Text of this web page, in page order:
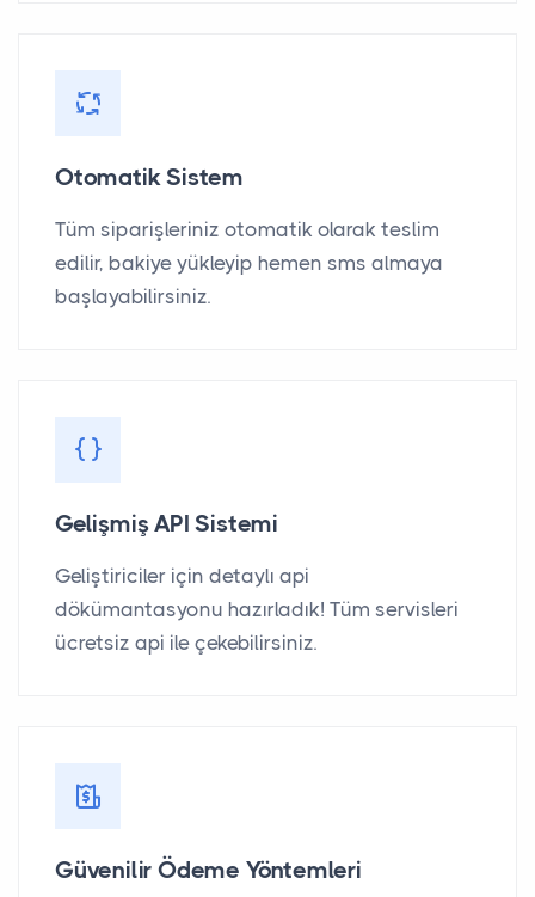
Otomatik Sistem
Tüm siparişleriniz otomatik olarak teslim
edilir, bakiye yükleyip hemen sms almaya
başlayabilirsiniz.
Gelişmiş API Sistemi
Geliştiriciler için detaylı api
dökümantasyonu hazırladık! Tüm servisleri
ücretsiz api ile çekebilirsiniz.
Güvenilir Ödeme Yöntemleri